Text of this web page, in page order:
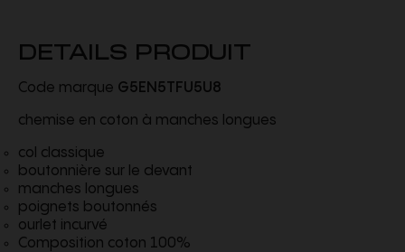
DETAILS PRODUIT
Code marque G5EN5TFU5U8
chemise en coton à manches longues
col classique
boutonnière sur le devant
manches longues
poignets boutonnés
ourlet incurvé
Composition coton 100%